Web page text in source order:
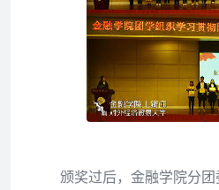
颁奖过后，金融学院分